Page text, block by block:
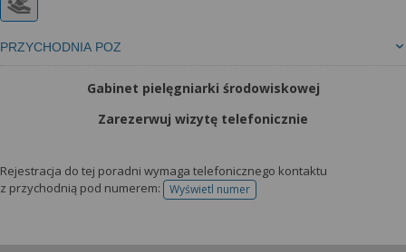
PRZYCHODNIA POZ
Gabinet pielęgniarki środowiskowej
Zarezerwuj wizytę telefonicznie
Rejestracja do tej poradni wymaga telefonicznego kontaktu
z przychodnią pod numerem:
Wyświetl numertelefonu do rejestracji